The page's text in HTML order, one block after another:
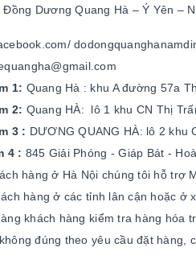
Dương Quang Hà – Ý Yên –
1: Quang Hà : khu A đường 57a
2: Quang HÀ: lô 1 khu CN Thị
3 : DƯƠNG QUANG HÀ: lô 2 khu
4 : 845 Giải Phóng - Giáp Bát -
hàng ở Hà Nội chúng tôi hỗ trợ
hàng ở các tỉnh lân cận hoặc ở
khách hàng kiểm tra hàng hóa
đúng theo yêu cầu đặt hàng,